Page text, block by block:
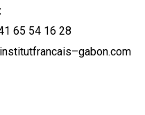
65 54 16 28